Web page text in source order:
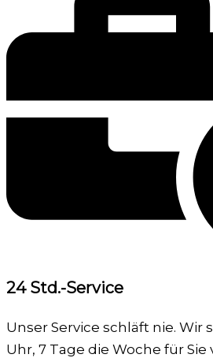
24 Std.-Service
Unser Service schläft nie. Wir
Uhr, 7 Tage die Woche für